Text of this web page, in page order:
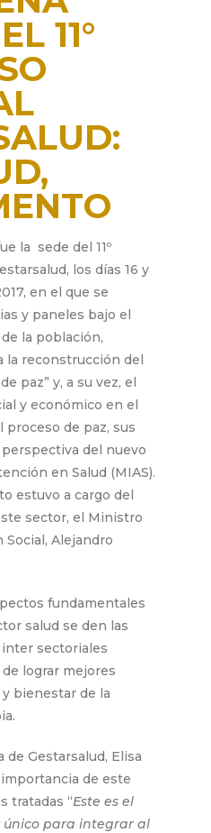
11°
la sede del 11º
los días 16 y
en el que se
y paneles bajo el
la población,
la reconstrucción del
paz” y, a su vez, el
y económico en el
de paz, sus
del nuevo
en Salud (MIAS).
estuvo a cargo del
sector, el Ministro
Social, Alejandro
fundamentales
salud se den las
sectoriales
lograr mejores
bienestar de la
de Gestarsalud, Elisa
de este
tratadas “Este es el
único para integrar al